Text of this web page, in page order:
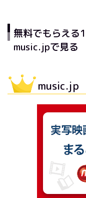
無料でもらえる
music.jpで見る
music.jp